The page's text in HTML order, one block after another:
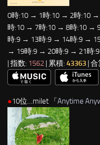
0時:10 → 1時:10 → 2時:10
時:10 → 7時:10 → 8時:10 →
時:9 → 13時:9 → 14時:9 →
→ 19時:9 → 20時:9 → 21時
| 指数: 1562 | 累積: 43363 | 合
●10位…milet 「Anytime